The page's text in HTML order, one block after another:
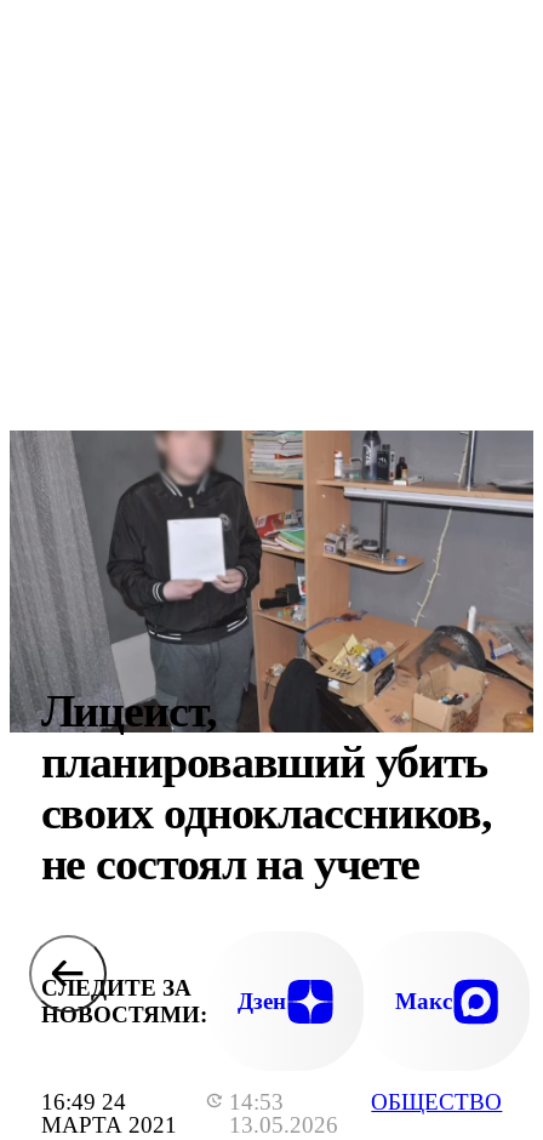
16:49 24
МАРТА 2021
14:53
13.05.2026
ОБЩЕСТВО
Лицеист,
планировавший убить
своих одноклассников,
не состоял на учете
СЛЕДИТЕ ЗА
НОВОСТЯМИ:
Дзен Макс